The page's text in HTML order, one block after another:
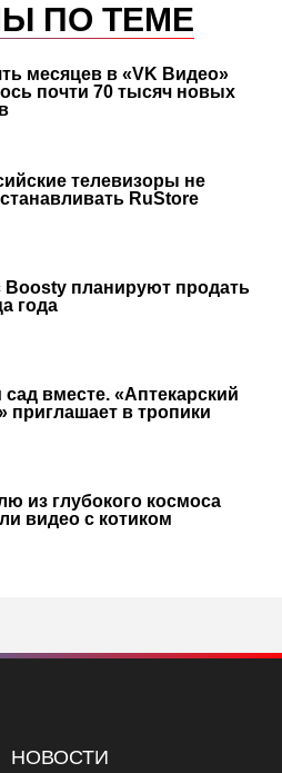
ПО ТЕМЕ
месяцев в «VK Видео»
почти 70 тысяч новых
телевизоры не
RuStore
Boosty планируют продать
года
вместе. «Аптекарский
приглашает в тропики
из глубокого космоса
видео с котиком
НОВОСТИ